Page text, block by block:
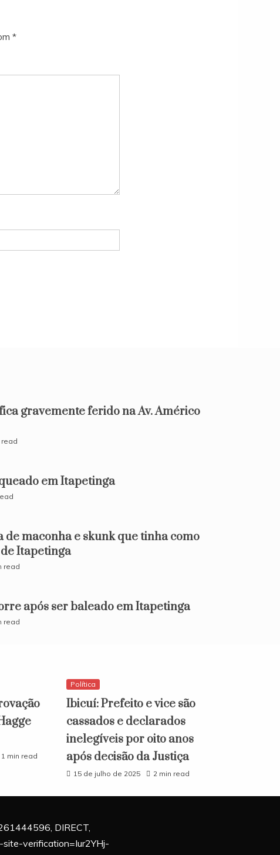
*
gravemente ferido na Av. Américo
read
em Itapetinga
de maconha e skunk que tinha como
Itapetinga
read
após ser baleado em Itapetinga
read
1 min read
Política
Ibicuí: Prefeito e vice são
cassados e declarados
inelegíveis por oito anos
após decisão da Justiça
15 de julho de 2025 2 min read
DIRECT,
verification=Iur2YHj-